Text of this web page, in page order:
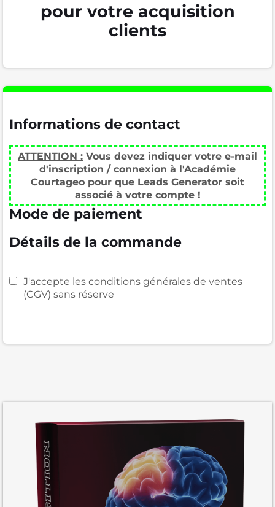
pour votre acquisition
clients
Informations de contact
ATTENTION : Vous devez indiquer votre e-mail
d'inscription / connexion à l'Académie
Courtageo pour que Leads Generator soit
associé à votre compte !
Mode de paiement
Détails de la commande
J'accepte les conditions générales de ventes
(CGV) sans réserve